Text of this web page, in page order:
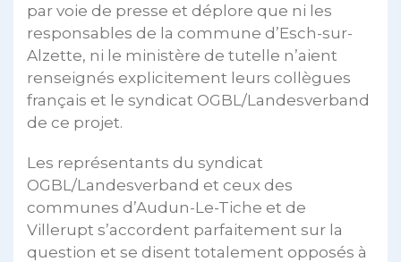
par voie de presse et déplore que ni les
responsables de la commune d’Esch-sur-
Alzette, ni le ministère de tutelle n’aient
renseignés explicitement leurs collègues
français et le syndicat OGBL/Landesverband
de ce projet.
Les représentants du syndicat
OGBL/Landesverband et ceux des
communes d’Audun-Le-Tiche et de
Villerupt s’accordent parfaitement sur la
question et se disent totalement opposés à